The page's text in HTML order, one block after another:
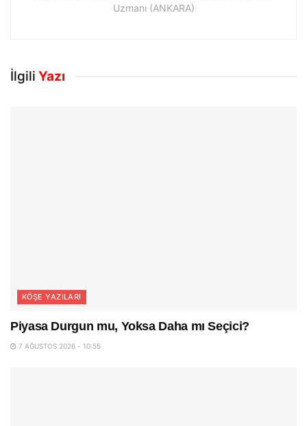
Uzmanı (ANKARA)
İlgili Yazı
KÖŞE YAZILARI
Piyasa Durgun mu, Yoksa Daha mı Seçici?
7 AĞUSTOS 2026 - 10:55